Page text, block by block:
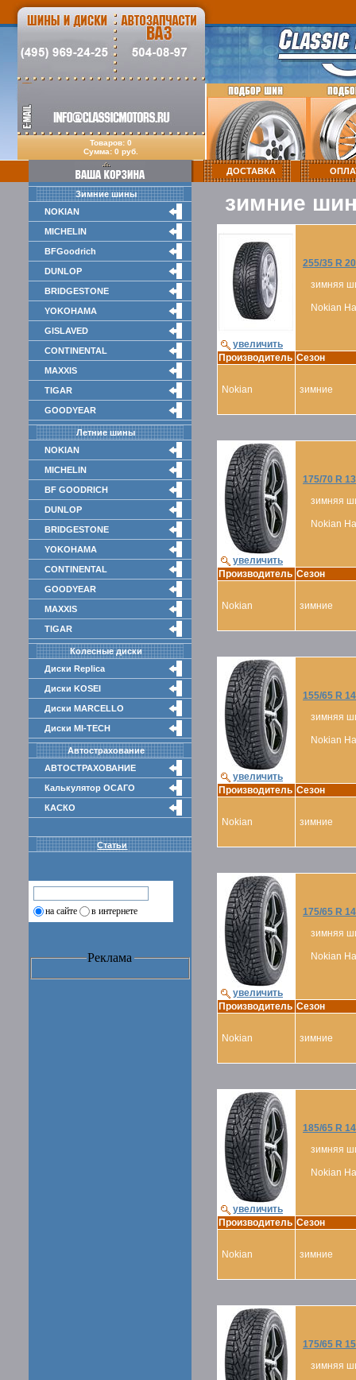
Товаров: 0
Сумма: 0 руб.
ДОСТАВКА
Зимние шины
NOKIAN
MICHELIN
BFGoodrich
DUNLOP
BRIDGESTONE
YOKOHAMA
GISLAVED
CONTINENTAL
MAXXIS
TIGAR
GOODYEAR
Летние шины
NOKIAN
MICHELIN
BF GOODRICH
DUNLOP
BRIDGESTONE
YOKOHAMA
CONTINENTAL
GOODYEAR
MAXXIS
TIGAR
Колесные диски
Диски Replica
Диски KOSEI
Диски MARCELLO
Диски MI-TECH
Автострахование
АВТОСТРАХОВАНИЕ
Калькулятор ОСАГО
КАСКО
Статьи
на сайте в интернете
Реклама
зимние
увеличить
255/35 R
зимняя
Nokian
Производитель Сезон
Nokian зимние
увеличить
175/70 R
зимняя
Nokian
Производитель Сезон
Nokian зимние
увеличить
155/65 R
зимняя
Nokian
Производитель Сезон
Nokian зимние
увеличить
175/65 R
зимняя
Nokian
Производитель Сезон
Nokian зимние
увеличить
185/65 R
зимняя
Nokian
Производитель Сезон
Nokian зимние
175/65 R
зимняя